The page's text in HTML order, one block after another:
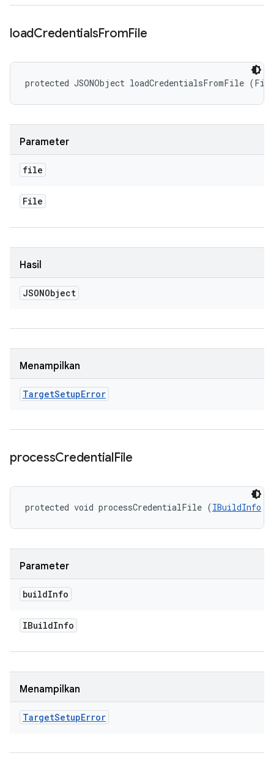
loadCredentialsFromFile
protected JSONObject loadCredentialsFromFile
Parameter
file
File
Hasil
JSONObject
Menampilkan
TargetSetupError
processCredentialFile
protected void processCredentialFile (IBuildInfo
Parameter
buildInfo
IBuildInfo
Menampilkan
TargetSetupError